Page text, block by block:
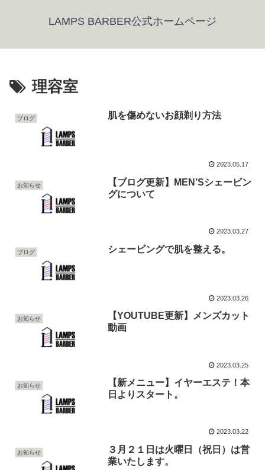
LAMPS BARBER公式ホームページ
理容室
ブログ 肌を傷めないお顔剃り方法
2023.05.17
お知らせ
【ブログ更新】MEN’Sシェービン
グについて
2023.03.27
ブログ シェービングで肌を整える。
2023.03.26
お知らせ
【YOUTUBE更新】メンズカット
動画
2023.03.25
お知らせ
【新メニュー】イヤーエステ！本
日よりスタート。
2023.03.22
お知らせ
３月２１日は火曜日（祝日）は営
業いたします。